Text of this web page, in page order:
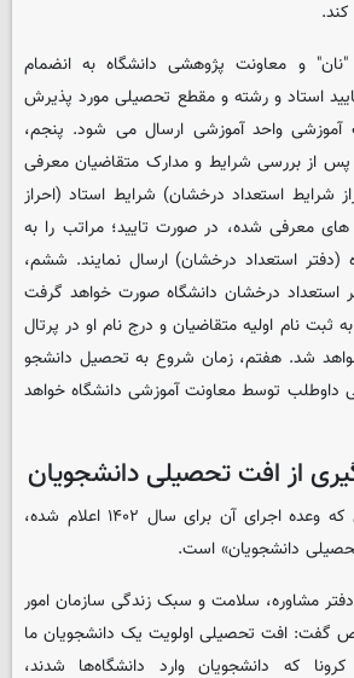
"نان" و معاونت پژوهشی دانشگاه به انضمام
استاد و رشته و مقطع تحصیلی مورد پذیرش
آموزشی واحد آموزشی ارسال می شود. پنجم،
از بررسی شرایط و مدارک متقاضیان معرفی
شرایط استعداد درخشان) شرایط استاد (احراز
معرفی شده، در صورت تایید؛ مراتب را به
(دفتر استعداد درخشان) ارسال نمایند. ششم،
استعداد درخشان دانشگاه صورت خواهد گرفت
نام اولیه متقاضیان و درج نام او در پرتال
شد. هفتم، زمان شروع به تحصیل دانشجو
داوطلب توسط معاونت آموزشی دانشگاه خواهد
از افت تحصیلی دانشجویان
یکی دیگر از برنامه‌هایی که وعده اجرای آن برای سال ۱۴۰۲ اعلام شده،
دانشجویان» است.
مشاوره، سلامت و سبک زندگی سازمان امور
گفت: افت تحصیلی اولویت یک دانشجویان ما
که دانشجویان وارد دانشگاه‌ها شدند،